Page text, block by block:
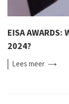
EISA AWARDS:
2024?
Leesmeer